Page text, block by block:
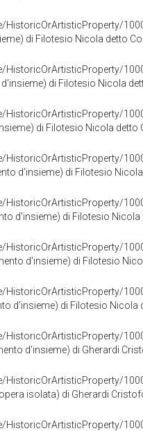
di Filotesio Nicola detto
di Filotesio Nicola
di Filotesio Nicola
d'insieme) di Filotesio
d'insieme) di Filotesio
d'insieme) di Filotesio
d'insieme) di Filotesio
d'insieme) di Gherardi
isolata) di Gherardi